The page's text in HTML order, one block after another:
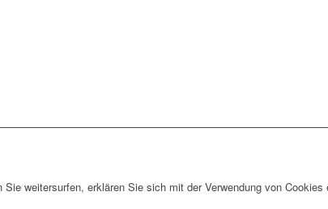
weitersurfen, erklären Sie sich mit der Verwendung von Cookies